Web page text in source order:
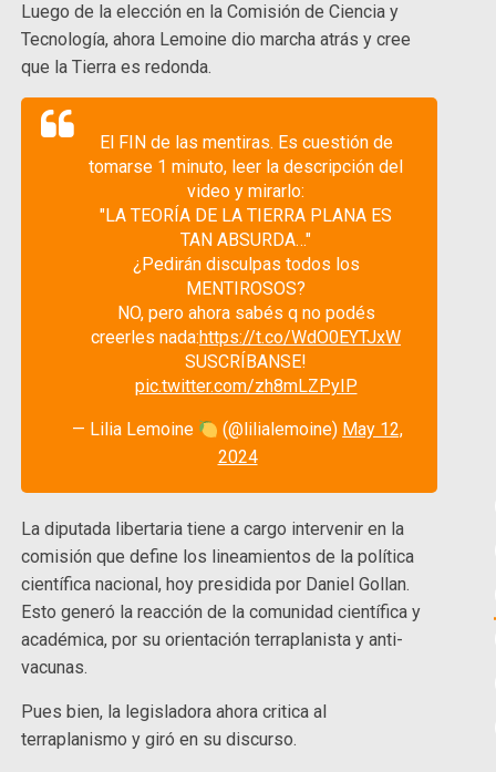
Luego de la elección en la Comisión de Ciencia y
Tecnología, ahora Lemoine dio marcha atrás y cree
que la Tierra es redonda.
El FIN de las mentiras. Es cuestión de
tomarse 1 minuto, leer la descripción del
video y mirarlo:
"LA TEORÍA DE LA TIERRA PLANA ES
TAN ABSURDA…"
¿Pedirán disculpas todos los
MENTIROSOS?
NO, pero ahora sabés q no podés
creerles nada:https://t.co/WdO0EYTJxW
SUSCRÍBANSE!
pic.twitter.com/zh8mLZPyIP
— Lilia Lemoine (@lilialemoine) May 12,
2024
La diputada libertaria tiene a cargo intervenir en la
comisión que define los lineamientos de la política
científica nacional, hoy presidida por Daniel Gollan.
Esto generó la reacción de la comunidad científica y
académica, por su orientación terraplanista y anti-
vacunas.
Pues bien, la legisladora ahora critica al
terraplanismo y giró en su discurso.